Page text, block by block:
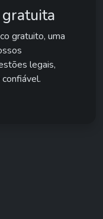
gratuito, uma
legais,